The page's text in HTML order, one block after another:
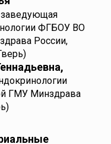
заведующая
ФГБОУ ВО
России,
ГМУ Минздрава